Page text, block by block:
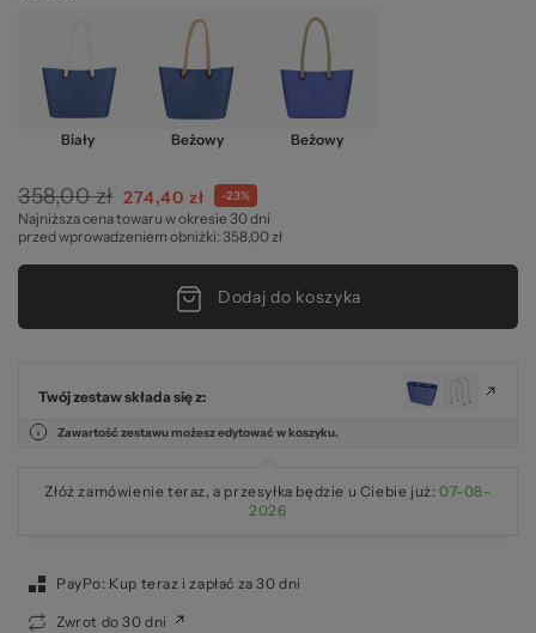
Biały Beżowy Beżowy
358,00 zł 274,40 zł -23%
Najniższa cena towaru w okresie 30 dni
przed wprowadzeniem obniżki: 358,00 zł
Dodaj do koszyka
Twój zestaw składa się z:
Zawartość zestawu możesz edytować w koszyku.
Złóż zamówienie teraz, a przesyłka będzie u Ciebie już: 07-08-
2026
PayPo: Kup teraz i zapłać za 30 dni
Zwrot do 30 dni